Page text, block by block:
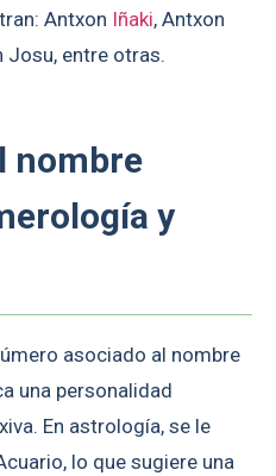
Antxon Iñaki, Antxon
Josu, entre otras.
nombre
y
asociado al nombre
una personalidad
En astrología, se le
lo que sugiere una